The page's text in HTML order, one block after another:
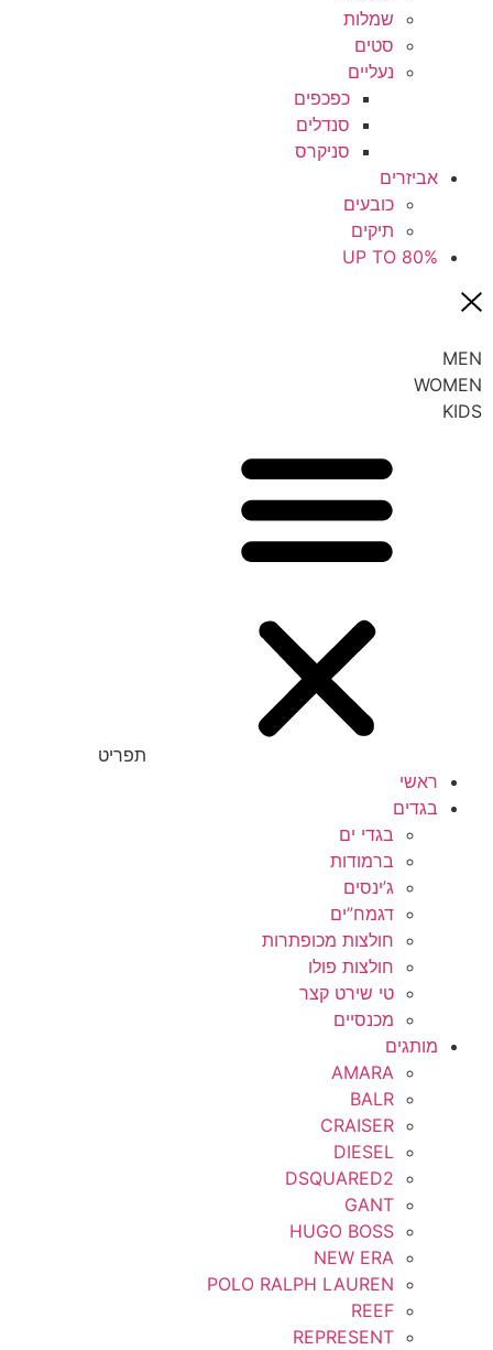
שמלות
סטים
נעליים
כפכפים
סנדלים
סניקרס
אביזרים
כובעים
תיקים
UP TO 80%
MEN
WOMEN
KIDS
תפריט
ראשי
בגדים
בגדי ים
ברמודות
ג’ינסים
דגמח”ים
חולצות מכופתרות
חולצות פולו
טי שירט קצר
מכנסיים
מותגים
AMARA
BALR
CRAISER
DIESEL
DSQUARED2
GANT
HUGO BOSS
NEW ERA
POLO RALPH LAUREN
REEF
REPRESENT